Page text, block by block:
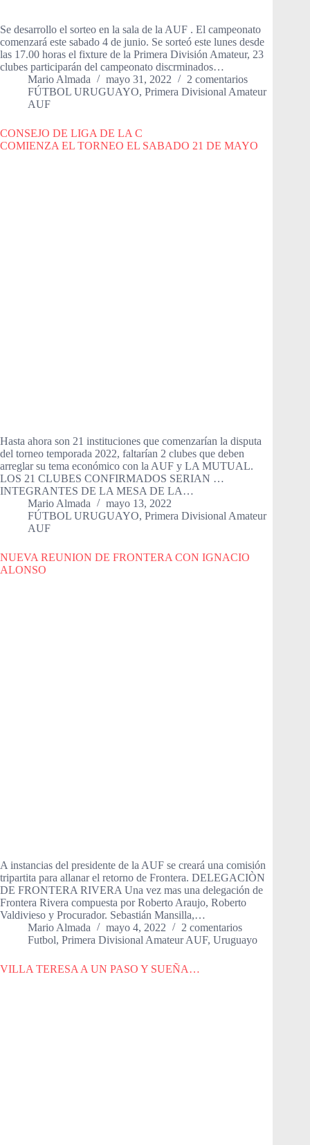
Se desarrollo el sorteo en la sala de la AUF . El campeonato
comenzará este sabado 4 de junio. Se sorteó este lunes desde
las 17.00 horas el fixture de la Primera División Amateur, 23
clubes participarán del campeonato discrminados…
Mario Almada
mayo 31, 2022
2 comentarios
FÚTBOL URUGUAYO, Primera Divisional Amateur
AUF
CONSEJO DE LIGA DE LA C
COMIENZA EL TORNEO EL SABADO 21 DE MAYO
Hasta ahora son 21 instituciones que comenzarían la disputa
del torneo temporada 2022, faltarían 2 clubes que deben
arreglar su tema económico con la AUF y LA MUTUAL.
LOS 21 CLUBES CONFIRMADOS SERIAN …
INTEGRANTES DE LA MESA DE LA…
Mario Almada
mayo 13, 2022
FÚTBOL URUGUAYO, Primera Divisional Amateur
AUF
NUEVA REUNION DE FRONTERA CON IGNACIO
ALONSO
A instancias del presidente de la AUF se creará una comisión
tripartita para allanar el retorno de Frontera. DELEGACIÒN
DE FRONTERA RIVERA Una vez mas una delegación de
Frontera Rivera compuesta por Roberto Araujo, Roberto
Valdivieso y Procurador. Sebastián Mansilla,…
Mario Almada
mayo 4, 2022
2 comentarios
Futbol, Primera Divisional Amateur AUF, Uruguayo
VILLA TERESA A UN PASO Y SUEÑA…